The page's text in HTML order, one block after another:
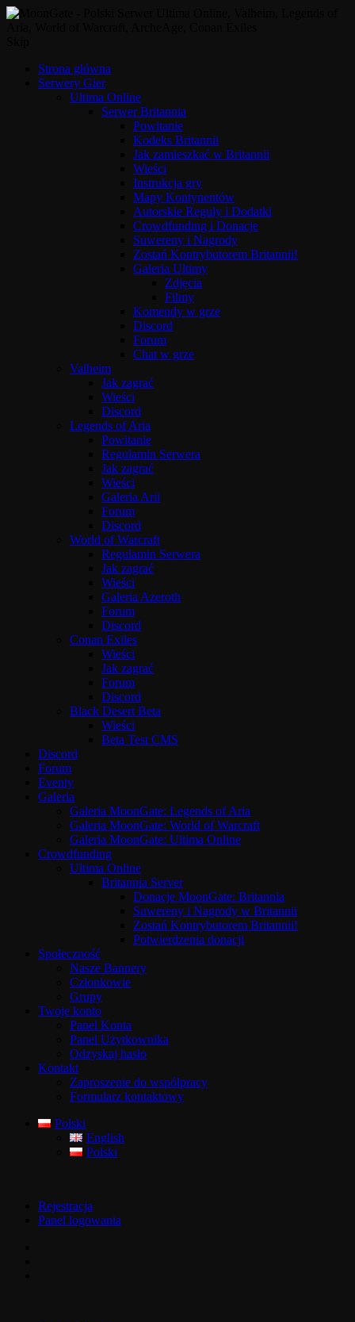
Strona główna
Serwery Gier
Ultima Online
Serwer Britannia
Powitanie
Kodeks Britannii
Jak zamieszkać w Britannii
Wieści
Instrukcja gry
Mapy Kontynentów
Autorskie Reguły i Dodatki
Crowdfunding i Donacje
Suwereny i Nagrody
Zostań Kontrybutorem Britannii!
Galeria Ultimy
Zdjęcia
Filmy
Komendy w grze
Discord
Forum
Chat w grze
Valheim
Jak zagrać
Wieści
Discord
Legends of Aria
Powitanie
Regulamin Serwera
Jak zagrać
Wieści
Galeria Arii
Forum
Discord
World of Warcraft
Regulamin Serwera
Jak zagrać
Wieści
Galeria Azeroth
Forum
Discord
Conan Exiles
Wieści
Jak zagrać
Forum
Discord
Black Desert Beta
Wieści
Beta Test CMS
Discord
Forum
Eventy
Galeria
Galeria MoonGate: Legends of Aria
Galeria MoonGate: World of Warcraft
Galeria MoonGate: Ultima Online
Crowdfunding
Ultima Online
Britannia Server
Donacje MoonGate: Britannia
Suwereny i Nagrody w Britannii
Zostań Kontrybutorem Britannii!
Potwierdzenia donacji
Społeczność
Nasze Bannery
Członkowie
Grupy
Twoje konto
Panel Konta
Panel Użytkownika
Odzyskaj hasło
Kontakt
Zaproszenie do współpracy
Formularz kontaktowy
Polski
English
Polski
Rejestracja
Panel logowania